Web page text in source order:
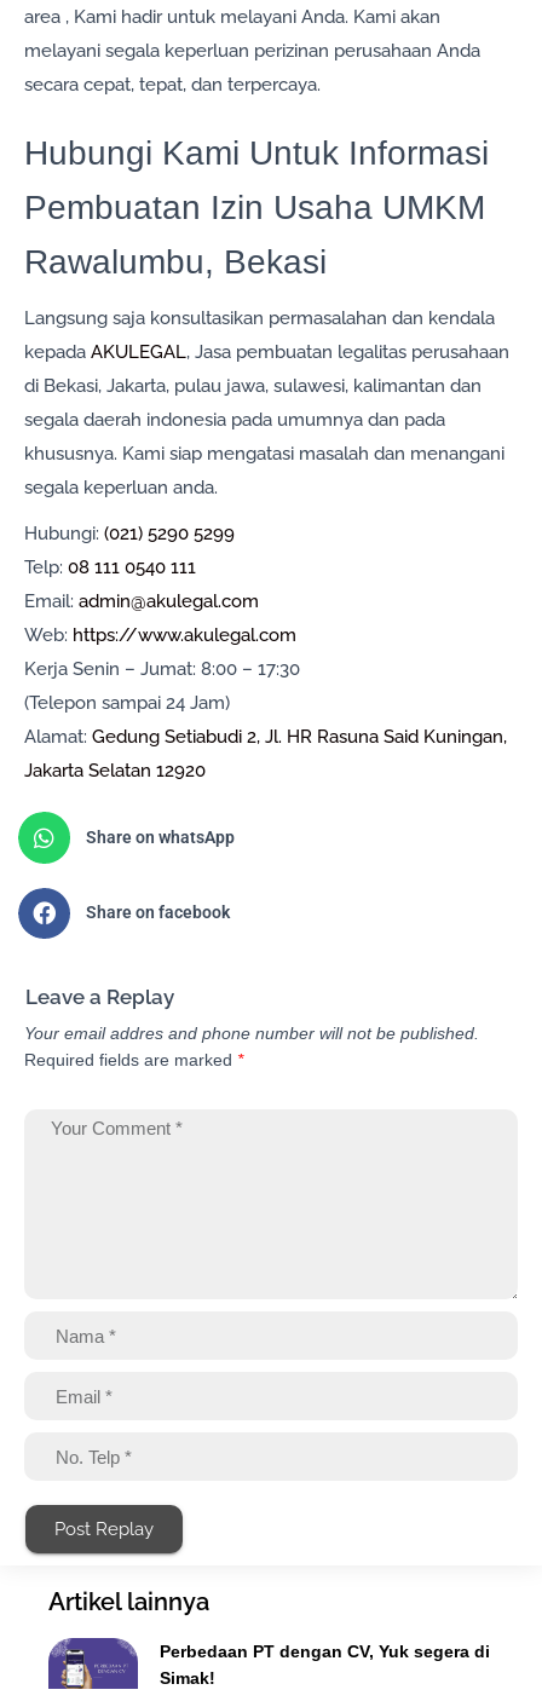
area , Kami hadir untuk melayani Anda. Kami akan
melayani segala keperluan perizinan perusahaan Anda
secara cepat, tepat, dan terpercaya.
Hubungi Kami Untuk Informasi
Pembuatan Izin Usaha UMKM
Rawalumbu, Bekasi
Langsung saja konsultasikan permasalahan dan kendala
kepada AKULEGAL, Jasa pembuatan legalitas perusahaan
di Bekasi, Jakarta, pulau jawa, sulawesi, kalimantan dan
segala daerah indonesia pada umumnya dan pada
khususnya. Kami siap mengatasi masalah dan menangani
segala keperluan anda.
Hubungi: (021) 5290 5299
Telp: 08 111 0540 111
Email: admin@akulegal.com
Web: https://www.akulegal.com
Kerja Senin – Jumat: 8:00 – 17:30
(Telepon sampai 24 Jam)
Alamat: Gedung Setiabudi 2, Jl. HR Rasuna Said Kuningan,
Jakarta Selatan 12920
Share on whatsApp
Share on facebook
Leave a Replay
Your email addres and phone number will not be published.
Required fields are marked *
Post Replay
Artikel lainnya
Perbedaan PT dengan CV, Yuk segera di
Simak!